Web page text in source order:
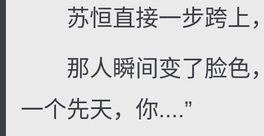
苏恒直接一步跨上
那人瞬间变了脸色，
一个先天，你....”